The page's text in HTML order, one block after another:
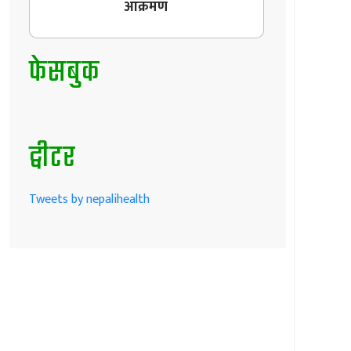
आक्रमण
फेसबुक
ट्वीटर
Tweets by nepalihealth